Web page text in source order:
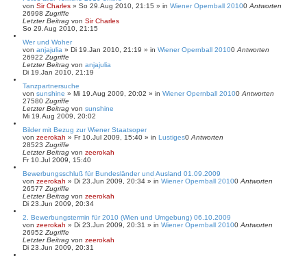
von Sir Charles » So 29.Aug 2010, 21:15 » in Wiener Opernball 20100 Antworten
26998 Zugriffe
Letzter Beitrag von Sir Charles
So 29.Aug 2010, 21:15
Wer und Woher
von anjajulia » Di 19.Jan 2010, 21:19 » in Wiener Opernball 20100 Antworten
26922 Zugriffe
Letzter Beitrag von anjajulia
Di 19.Jan 2010, 21:19
Tanzpartnersuche
von sunshine » Mi 19.Aug 2009, 20:02 » in Wiener Opernball 20100 Antworten
27580 Zugriffe
Letzter Beitrag von sunshine
Mi 19.Aug 2009, 20:02
Bilder mit Bezug zur Wiener Staatsoper
von zeerokah » Fr 10.Jul 2009, 15:40 » in Lustiges0 Antworten
28523 Zugriffe
Letzter Beitrag von zeerokah
Fr 10.Jul 2009, 15:40
Bewerbungsschluß für Bundesländer und Ausland 01.09.2009
von zeerokah » Di 23.Jun 2009, 20:34 » in Wiener Opernball 20100 Antworten
26577 Zugriffe
Letzter Beitrag von zeerokah
Di 23.Jun 2009, 20:34
2. Bewerbungstermin für 2010 (Wien und Umgebung) 06.10.2009
von zeerokah » Di 23.Jun 2009, 20:31 » in Wiener Opernball 20100 Antworten
26952 Zugriffe
Letzter Beitrag von zeerokah
Di 23.Jun 2009, 20:31